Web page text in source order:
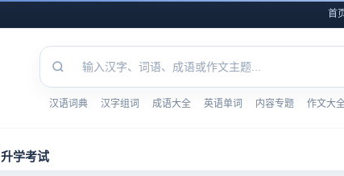
首
汉语词典 汉字组词 成语大全 英语单词 内容专题 作文大
升学考试